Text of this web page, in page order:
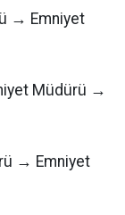
→ Emniyet
Müdürü →
→ Emniyet